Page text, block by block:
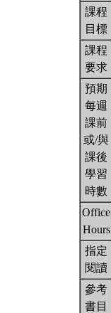
課程
目標
課程
要求
預期
每週
課前
或/與
課後
學習
時數
Office
Hours
指定
閱讀
參考
書目